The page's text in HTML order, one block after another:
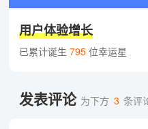
用户体验增长
已累计诞生 795位幸运星
发表评论 为下方 3 条评